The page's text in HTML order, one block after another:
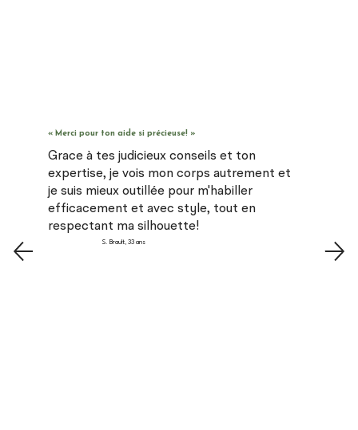
« Merci pour ton aide si précieuse! »
Grace à tes judicieux conseils et ton
expertise, je vois mon corps autrement et
je suis mieux outillée pour m'habiller
efficacement et avec style, tout en
respectant ma silhouette!
S. Brault, 33 ans